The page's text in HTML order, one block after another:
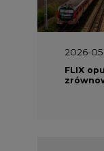
2026-
FLIX